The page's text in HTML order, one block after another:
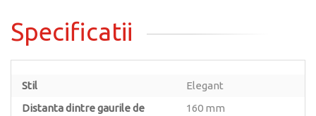
Specificatii
Stil
Elegant
Distanta dintre gaurile de
160 mm